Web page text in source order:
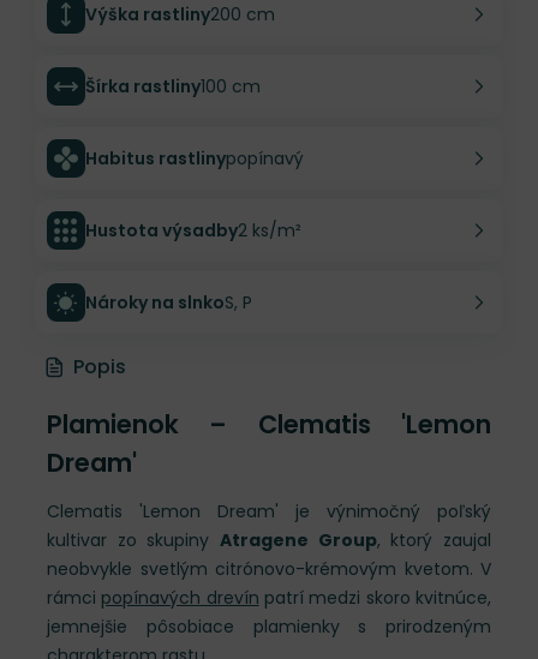
Výška rastliny200 cm
Šírka rastliny100 cm
Habitus rastlinypopínavý
Hustota výsadby2 ks/m²
Nároky na slnkoS, P
Popis
Plamienok – Clematis 'Lemon
Dream'
Clematis 'Lemon Dream' je výnimočný poľský
kultivar zo skupiny Atragene Group, ktorý zaujal
neobvykle svetlým citrónovo-krémovým kvetom. V
rámci popínavých drevín patrí medzi skoro kvitnúce,
jemnejšie pôsobiace plamienky s prirodzeným